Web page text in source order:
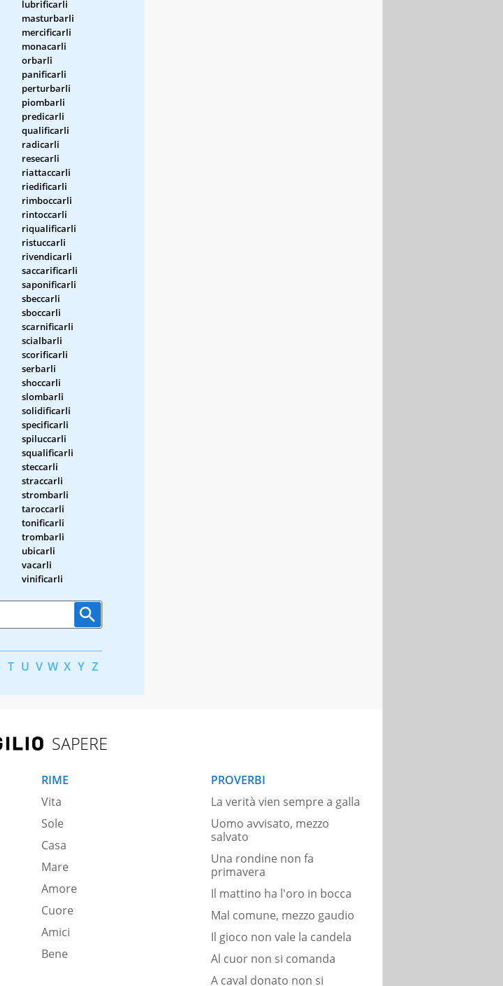
lubrificarli
masturbarli
mercificarli
monacarli
orbarli
panificarli
perturbarli
piombarli
predicarli
qualificarli
radicarli
resecarli
riattaccarli
riedificarli
rimboccarli
rintoccarli
riqualificarli
ristuccarli
rivendicarli
saccarificarli
saponificarli
sbeccarli
sboccarli
scarnificarli
scialbarli
scorificarli
serbarli
shoccarli
slombarli
solidificarli
specificarli
spiluccarli
squalificarli
steccarli
straccarli
strombarli
taroccarli
tonificarli
trombarli
ubicarli
vacarli
vinificarli
T U V W X Y Z
SAPERE
RIME
Vita
Sole
Casa
Mare
Amore
Cuore
Amici
Bene
PROVERBI
La verità vien sempre a galla
Uomo avvisato, mezzo
salvato
Una rondine non fa
primavera
Il mattino ha l'oro in bocca
Mal comune, mezzo gaudio
Il gioco non vale la candela
Al cuor non si comanda
A caval donato non si